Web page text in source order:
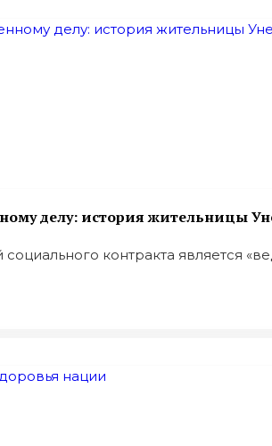
делу: история жительницы
контракта является